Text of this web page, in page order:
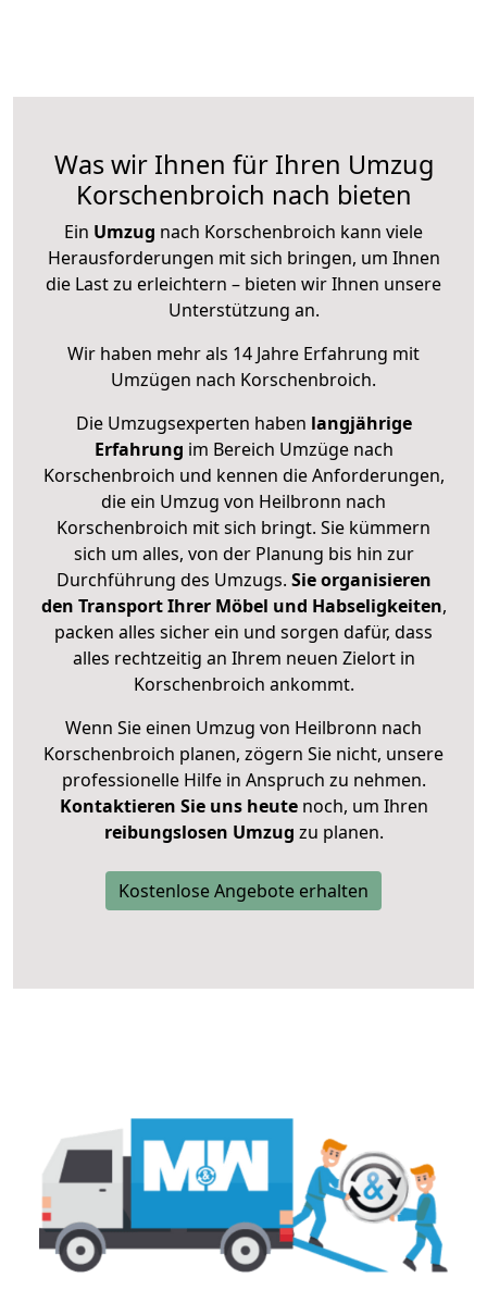
Was wir Ihnen für Ihren Umzug
Korschenbroich nach bieten
Ein Umzug nach Korschenbroich kann viele
Herausforderungen mit sich bringen, um Ihnen
die Last zu erleichtern – bieten wir Ihnen unsere
Unterstützung an.
Wir haben mehr als 14 Jahre Erfahrung mit
Umzügen nach Korschenbroich.
Die Umzugsexperten haben langjährige
Erfahrung im Bereich Umzüge nach
Korschenbroich und kennen die Anforderungen,
die ein Umzug von Heilbronn nach
Korschenbroich mit sich bringt. Sie kümmern
sich um alles, von der Planung bis hin zur
Durchführung des Umzugs. Sie organisieren
den Transport Ihrer Möbel und Habseligkeiten,
packen alles sicher ein und sorgen dafür, dass
alles rechtzeitig an Ihrem neuen Zielort in
Korschenbroich ankommt.
Wenn Sie einen Umzug von Heilbronn nach
Korschenbroich planen, zögern Sie nicht, unsere
professionelle Hilfe in Anspruch zu nehmen.
Kontaktieren Sie uns heutenoch, um Ihren
reibungslosen Umzug zu planen.
Kostenlose Angebote erhalten